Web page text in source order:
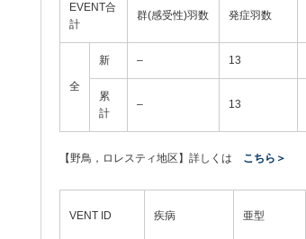
EVENT合
計
群(感受性)羽数 発症羽数
全
新 – 13
累
計
– 13
【野鳥，ロレスティ地区】詳しくは こちら＞
VENT ID 疾病 亜型